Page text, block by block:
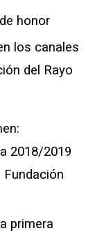
honor
los canales
del Rayo
2018/2019
primera